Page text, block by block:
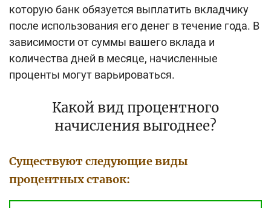
которую банк обязуется выплатить вкладчику
после использования его денег в течение года. В
зависимости от суммы вашего вклада и
количества дней в месяце, начисленные
проценты могут варьироваться.
Какой вид процентного
начисления выгоднее?
Существуют следующие виды
процентных ставок: